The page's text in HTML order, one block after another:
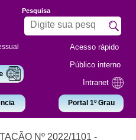
Pesquisa
Acesso rápido
Público interno
Intranet
Portal 1º Grau
Nº 2022/1101 -